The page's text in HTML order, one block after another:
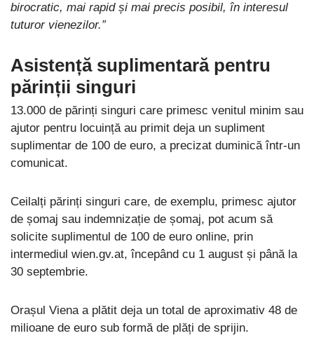
birocratic, mai rapid și mai precis posibil, în interesul
tuturor vienezilor.”
Asistență suplimentară pentru
părinții singuri
13.000 de părinți singuri care primesc venitul minim sau
ajutor pentru locuință au primit deja un supliment
suplimentar de 100 de euro, a precizat duminică într-un
comunicat.
Ceilalți părinți singuri care, de exemplu, primesc ajutor
de șomaj sau indemnizație de șomaj, pot acum să
solicite suplimentul de 100 de euro online, prin
intermediul wien.gv.at, începând cu 1 august și până la
30 septembrie.
Orașul Viena a plătit deja un total de aproximativ 48 de
milioane de euro sub formă de plăți de sprijin.